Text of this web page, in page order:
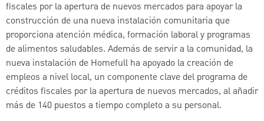
fiscales por la apertura de nuevos mercados para apoyar la
construcción de una nueva instalación comunitaria que
proporciona atención médica, formación laboral y programas
de alimentos saludables. Además de servir a la comunidad, la
nueva instalación de Homefull ha apoyado la creación de
empleos a nivel local, un componente clave del programa de
créditos fiscales por la apertura de nuevos mercados, al añadir
más de 140 puestos a tiempo completo a su personal.